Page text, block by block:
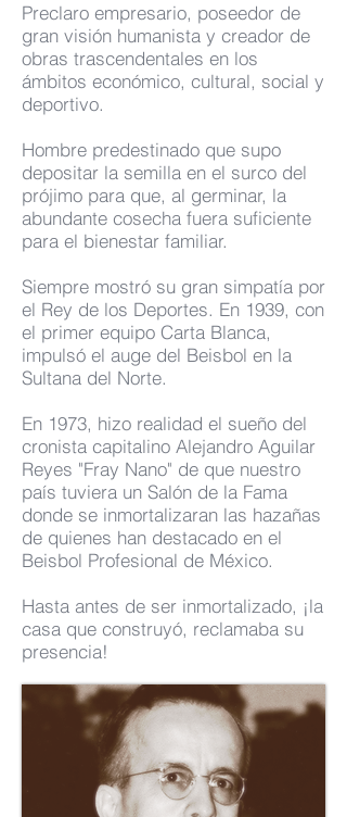
Preclaro empresario, poseedor de
gran visión humanista y creador de
obras trascendentales en los
ámbitos económico, cultural, social y
deportivo.
Hombre predestinado que supo
depositar la semilla en el surco del
prójimo para que, al germinar, la
abundante cosecha fuera suficiente
para el bienestar familiar.
Siempre mostró su gran simpatía por
el Rey de los Deportes. En 1939, con
el primer equipo Carta Blanca,
impulsó el auge del Beisbol en la
Sultana del Norte.
En 1973, hizo realidad el sueño del
cronista capitalino Alejandro Aguilar
Reyes "Fray Nano" de que nuestro
país tuviera un Salón de la Fama
donde se inmortalizaran las hazañas
de quienes han destacado en el
Beisbol Profesional de México.
Hasta antes de ser inmortalizado, ¡la
casa que construyó, reclamaba su
presencia!